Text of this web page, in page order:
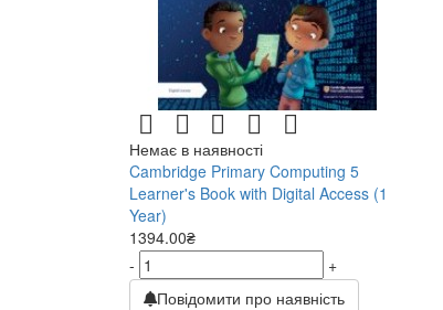
Немає в наявності
Cambridge Primary Computing 5
Learner's Book with Digital Access (1
Year)
1394.00₴
-
+
Повідомити про наявність